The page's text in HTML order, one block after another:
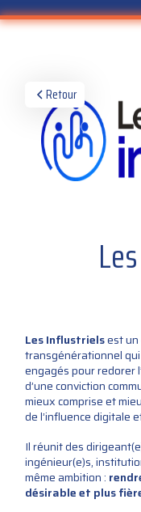
Retour
Les Influstrielsest
transgénérationnel
engagés pour redorer
d’une conviction
mieux comprise et
de l’influence digitale
Il réunit des
ingénieur(e)s,
même ambition :
désirable et plus